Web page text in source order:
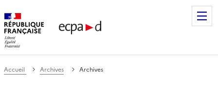
de communication et de production
Accueil Archives Archives